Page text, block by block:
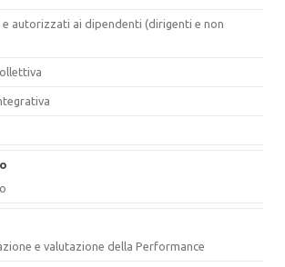
autorizzati ai dipendenti (dirigenti e non
e valutazione della Performance